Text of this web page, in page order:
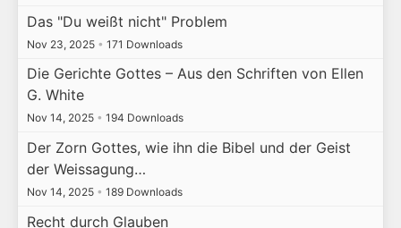
Das "Du weißt nicht" Problem
Nov 23, 2025 • 171 Downloads
Die Gerichte Gottes – Aus den Schriften von Ellen
G. White
Nov 14, 2025 • 194 Downloads
Der Zorn Gottes, wie ihn die Bibel und der Geist
der Weissagung…
Nov 14, 2025 • 189 Downloads
Recht durch Glauben